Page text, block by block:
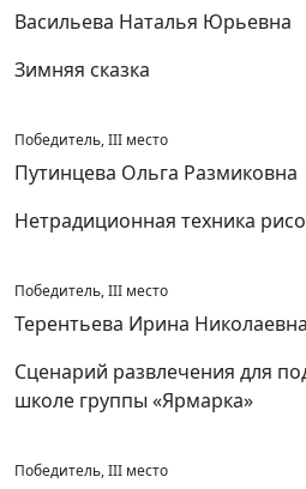
Васильева Наталья Юрьевна
Зимняя сказка
Победитель, III место
Путинцева Ольга Размиковна
Нетрадиционная техника
Победитель, III место
Терентьева Ирина Николаевна
Сценарий развлечения для
школе группы «Ярмарка»
Победитель, III место